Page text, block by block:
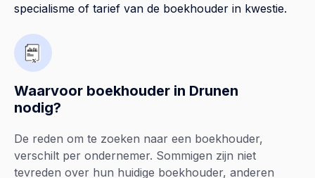
specialisme of tarief van de boekhouder in kwestie.
Waarvoor boekhouder in Drunen
nodig?
De reden om te zoeken naar een boekhouder,
verschilt per ondernemer. Sommigen zijn niet
tevreden over hun huidige boekhouder, anderen